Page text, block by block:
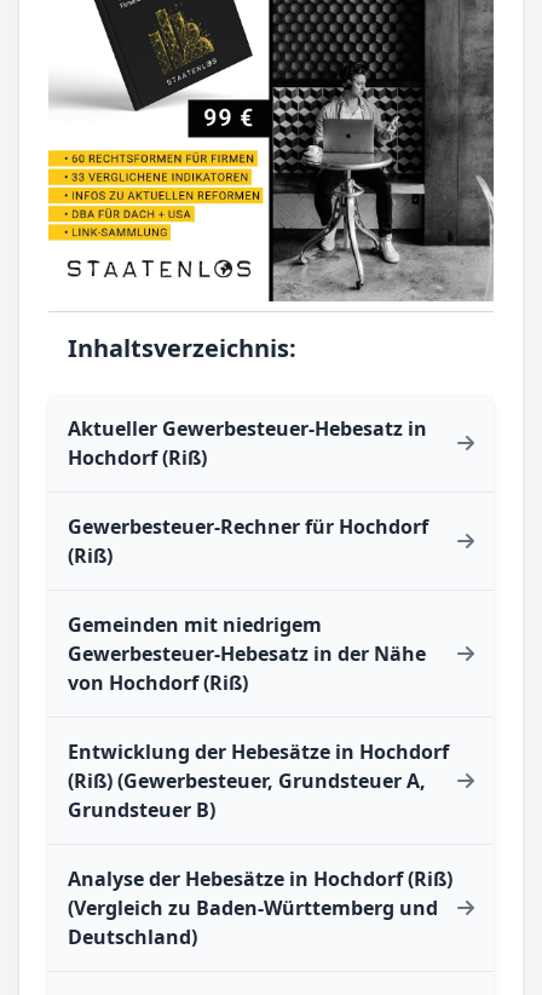
Inhaltsverzeichnis:
Aktueller Gewerbesteuer-Hebesatz in
Hochdorf (Riß)
Gewerbesteuer-Rechner für Hochdorf
(Riß)
Gemeinden mit niedrigem
Gewerbesteuer-Hebesatz in der Nähe
von Hochdorf (Riß)
Entwicklung der Hebesätze in Hochdorf
(Riß) (Gewerbesteuer, Grundsteuer A,
Grundsteuer B)
Analyse der Hebesätze in Hochdorf (Riß)
(Vergleich zu Baden-Württemberg und
Deutschland)